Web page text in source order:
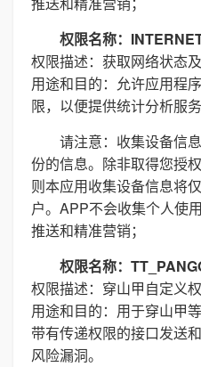
权限名称：
权限描述：获取网络状态
用途和目的：允许应用程
限，以便提供统计分析服务
请注意：收集设备信
份的信息。除非取得您授
则本应用收集设备信息将
户。APP不会收集个人使
推送和精准营销；
权限名称：
权限描述：穿山甲自定义
用途和目的：用于穿山甲
带有传递权限的接口发送
风险漏洞。